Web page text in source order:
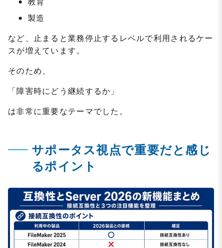
製造
など、止まると業務停止するレベルで利用されるケー
スが増えています。
そのため、
「障害時にどう継続するか」
は非常に重要なテーマでした。
サポータス視点で重要だと感じ
るポイント